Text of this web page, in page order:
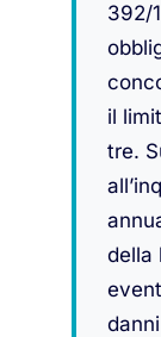
392/
il
tre.
della